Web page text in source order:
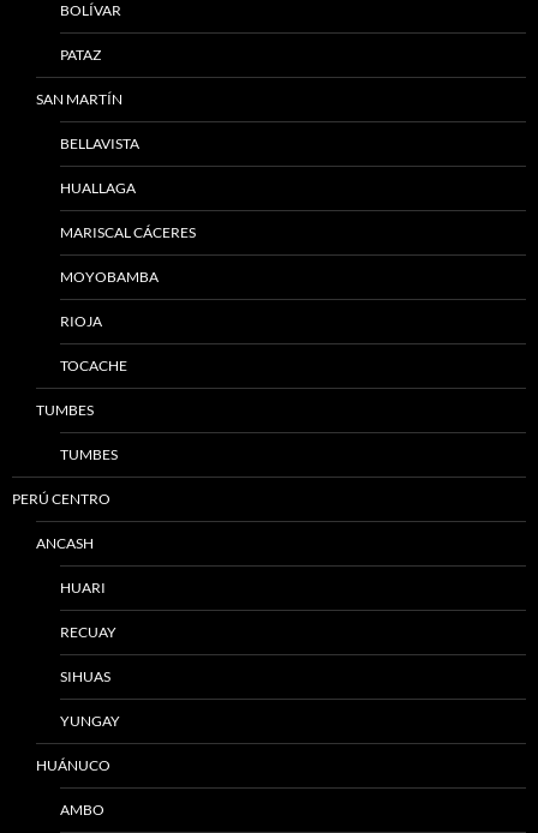
BOLÍVAR
PATAZ
SAN MARTÍN
BELLAVISTA
HUALLAGA
MARISCAL CÁCERES
MOYOBAMBA
RIOJA
TOCACHE
TUMBES
TUMBES
PERÚ CENTRO
ANCASH
HUARI
RECUAY
SIHUAS
YUNGAY
HUÁNUCO
AMBO